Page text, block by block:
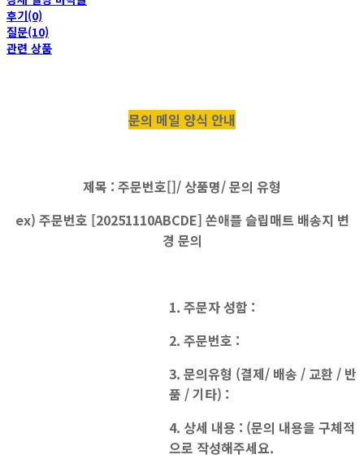
후기(0)
질문(10)
관련 상품
문의 메일 양식 안내
제목 : 주문번호[]/ 상품명/ 문의 유형
ex) 주문번호 [20251110ABCDE] 쏜애플 슬립매트 배송지 변
경 문의
1. 주문자 성함 :
2. 주문번호 :
3. 문의유형 (결제/ 배송 / 교환 / 반
품 / 기타) :
4. 상세 내용 : (문의 내용을 구체적
으로 작성해주세요.